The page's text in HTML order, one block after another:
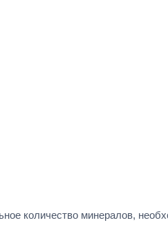
количество минералов,